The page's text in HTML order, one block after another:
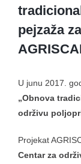
pejzaža
U junu 2017.
„Obnova
održivu
Projekat
Centar za